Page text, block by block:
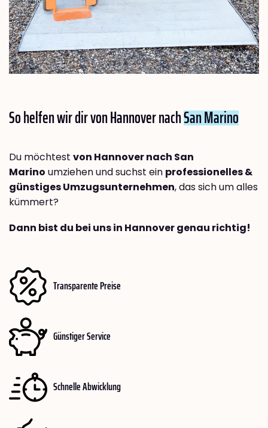
So helfen wir dir von Hannover nachSan Marino
Du möchtest von Hannover nach San
Marino umziehen und suchst ein professionelles &
günstiges Umzugsunternehmen, das sich um alles
kümmert?
Dann bist du bei uns in Hannover genau richtig!
Transparente Preise
Günstiger Service
Schnelle Abwicklung